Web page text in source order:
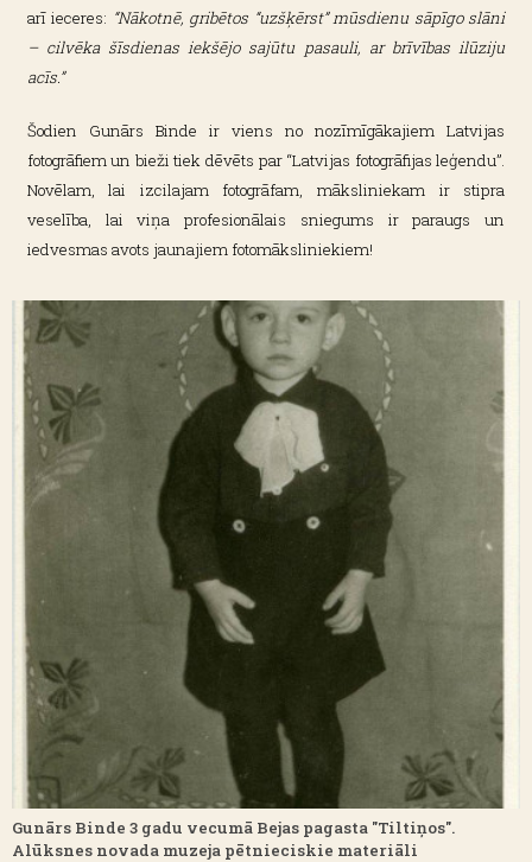
arī ieceres: “Nākotnē, gribētos “uzšķērst” mūsdienu sāpīgo slāni
– cilvēka šīsdienas iekšējo sajūtu pasauli, ar brīvības ilūziju
acīs.”
Šodien Gunārs Binde ir viens no nozīmīgākajiem Latvijas
fotogrāfiem un bieži tiek dēvēts par “Latvijas fotogrāfijas leģendu”.
Novēlam, lai izcilajam fotogrāfam, māksliniekam ir stipra
veselība, lai viņa profesionālais sniegums ir paraugs un
iedvesmas avots jaunajiem fotomāksliniekiem!
Gunārs Binde 3 gadu vecumā Bejas pagasta "Tiltiņos".
Alūksnes novada muzeja pētnieciskie materiāli